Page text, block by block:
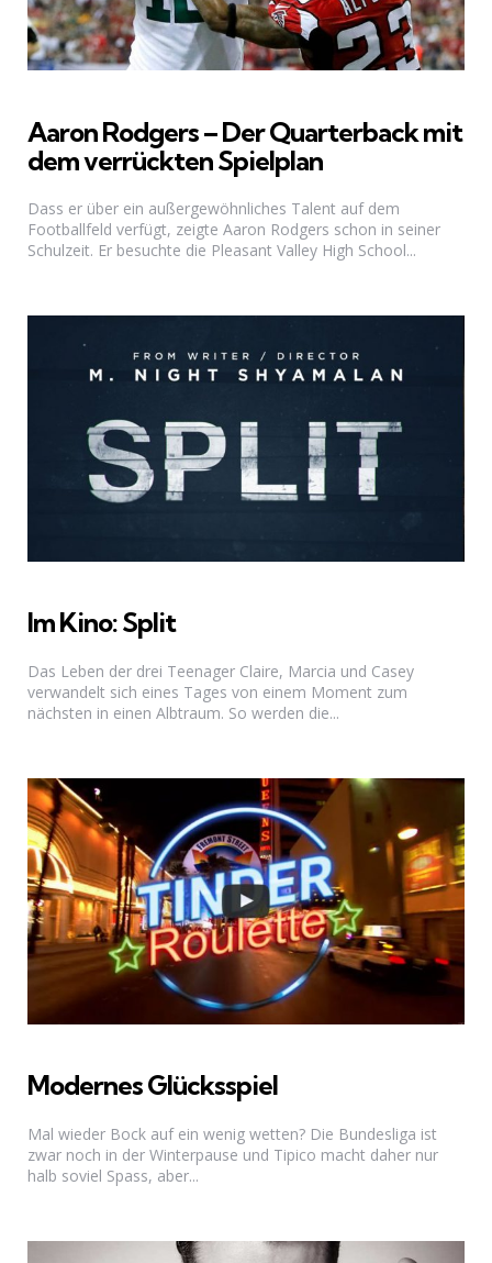
Aaron Rodgers – Der Quarterback mit
dem verrückten Spielplan
Dass er über ein außergewöhnliches Talent auf dem
Footballfeld verfügt, zeigte Aaron Rodgers schon in seiner
Schulzeit. Er besuchte die Pleasant Valley High School...
Im Kino: Split
Das Leben der drei Teenager Claire, Marcia und Casey
verwandelt sich eines Tages von einem Moment zum
nächsten in einen Albtraum. So werden die...
Modernes Glücksspiel
Mal wieder Bock auf ein wenig wetten? Die Bundesliga ist
zwar noch in der Winterpause und Tipico macht daher nur
halb soviel Spass, aber...